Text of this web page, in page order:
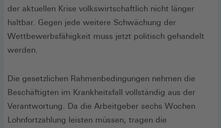
der aktuellen Krise volkswirtschaftlich nicht länger
haltbar. Gegen jede weitere Schwächung der
Wettbewerbsfähigkeit muss jetzt politisch gehandelt
werden.
Die gesetzlichen Rahmenbedingungen nehmen die
Beschäftigten im Krankheitsfall vollständig aus der
Verantwortung. Da die Arbeitgeber sechs Wochen
Lohnfortzahlung leisten müssen, tragen die